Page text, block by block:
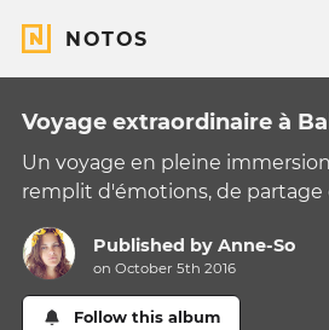
NOTOS
Voyage extraordinaire à
Un voyage en pleine
remplit d'émotions, de
Published byAnne-So
on October 5th 2016
Follow this album